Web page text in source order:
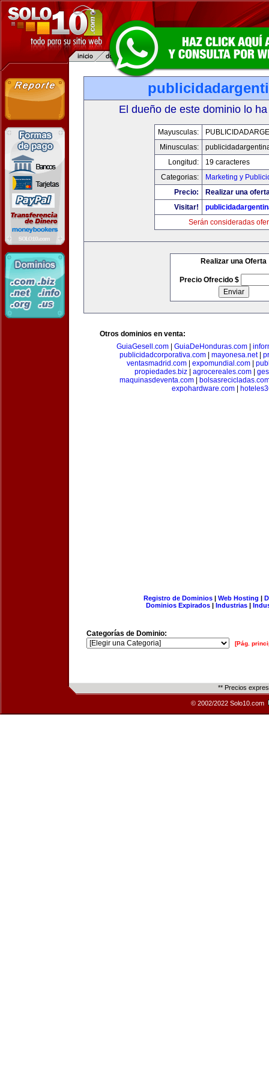
El dueño de este dominio lo
Mayusculas:
Minusculas:
Longitud:
19 caracteres
Categorias:
Marketing y
Precio:
Realizar una
Visitar!
Serán consideradas
Realizar una Oferta
Precio Ofrecido $
Otros dominios en venta:
GuiaGesell.com| GuiaDeHonduras.com|
publicidadcorporativa.com
mayonesa.net|
ventasmadrid.com
expomundial.com
propiedades.biz| agrocereales.com|
maquinasdeventa.com
expohardware.com|
Registro de Dominios| Web Hosting |
Dominios Expirados | Industrias |
Categorías de Dominio:
[Pág.
** Precios
© 2002/2022 Solo10.com